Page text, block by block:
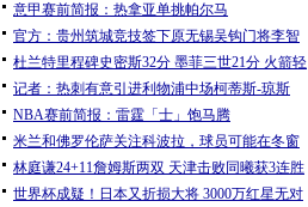
意甲赛前简报：热拿亚单挑帕尔马
官方：贵州筑城竞技签下原无锡吴钩门将李智
杜兰特里程碑史密斯32分 墨菲三世21分 火箭轻
记者：热刺有意引进利物浦中场柯蒂斯-琼斯
NBA赛前简报：雷霆「士」饱马腾
米兰和佛罗伦萨关注科波拉，球员可能在冬窗
林庭谦24+11詹姆斯两双 天津击败同曦获3连胜
世界杯成疑！日本又折损大将 3000万红星无对